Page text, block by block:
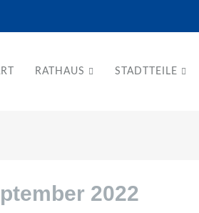
RATHAUS STADTTEILE
2022